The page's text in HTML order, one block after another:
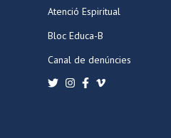
Atenció Espiritual
Bloc Educa-B
Canal de denúncies